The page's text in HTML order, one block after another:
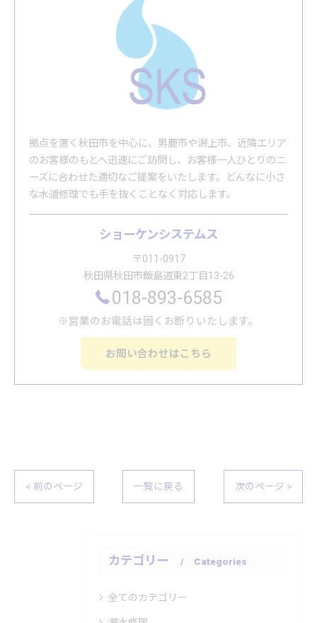
拠点を置く秋田市を中心に、男鹿市や潟上市、近隣エリア
のお客様のもとへ迅速にご訪問し、お客様一人ひとりのニ
ーズに合わせた適切なご提案をいたします。どんなに小さ
な水道修理でも手を抜くことなく対応します。
ショーケンシステムス
〒011-0917
秋田県秋田市飯島道東2丁目13-26
018-893-6585
※営業のお電話は固くお断りいたします。
お問い合わせはこちら
< 前のページ 一覧に戻る 次のページ >
カテゴリー Categories
全てのカテゴリー